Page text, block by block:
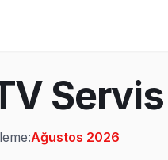
Ağustos 2026